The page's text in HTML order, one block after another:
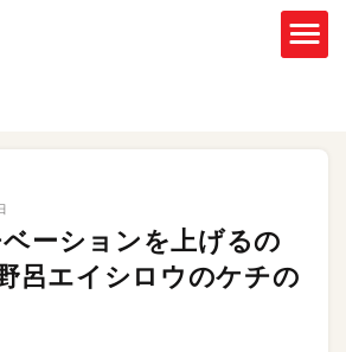
ーションを上げるの
呂エイシロウのケチの